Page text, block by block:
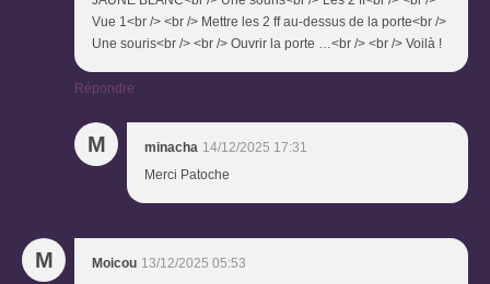
Vue 1<br /> <br /> Mettre les 2 ff au-dessus de la porte<br />
Une souris<br /> <br /> Ouvrir la porte …<br /> <br /> Voilà !
Répondre
M minacha 14/12/2025 17:31
Merci Patoche
M Moicou 13/12/2025 05:53